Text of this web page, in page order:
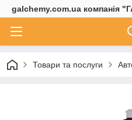
galchemy.com.ua компанія
Товари та послуги